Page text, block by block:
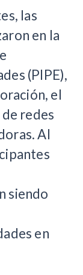
las
en la
(PIPE),
el
redes
Al
siendo
en